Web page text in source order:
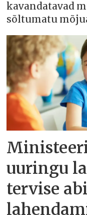
kavandatavad
sõltumatu
uuringu
tervise